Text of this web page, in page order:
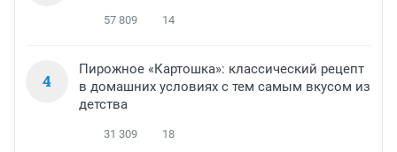
57 809 14
4
Пирожное «Картошка»: классический рецепт
в домашних условиях с тем самым вкусом из
детства
31 309 18